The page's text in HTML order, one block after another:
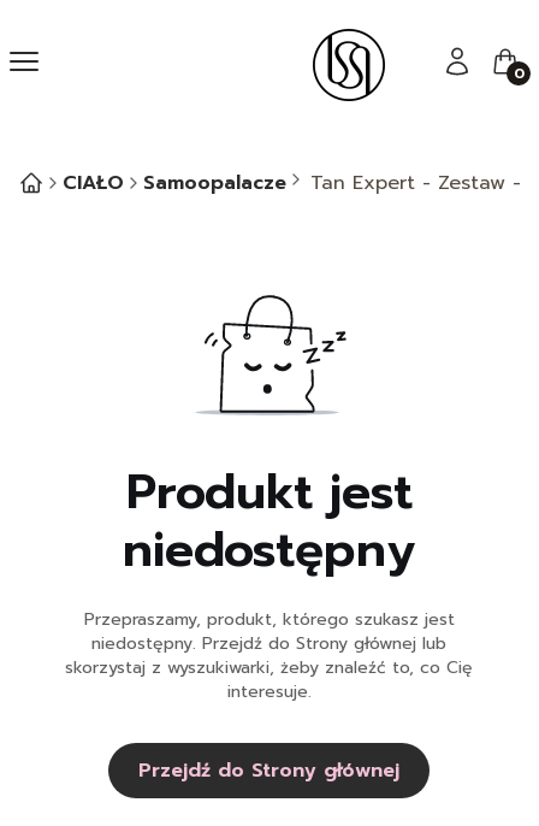
Menu Zaloguj się
CIAŁO Samoopalacze Tan Expert - Zestaw -
Produkt jest
niedostępny
Przepraszamy, produkt, którego szukasz jest
niedostępny. Przejdź do Strony głównej lub
skorzystaj z wyszukiwarki, żeby znaleźć to, co Cię
interesuje.
Przejdź do Strony głównej